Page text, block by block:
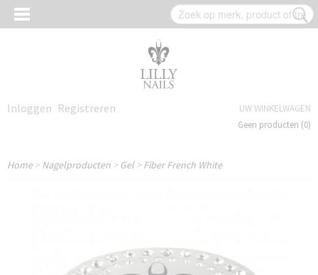
Inloggen Registreren
UW WINKELWAGEN
Geen producten (0)
Home>Nagelproducten > Gel>Fiber French White